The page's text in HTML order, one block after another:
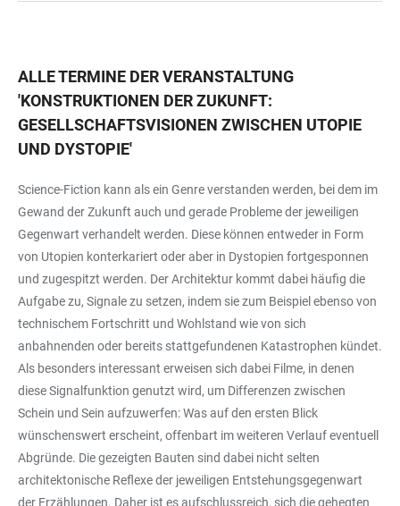
ALLE TERMINE DER VERANSTALTUNG
'KONSTRUKTIONEN DER ZUKUNFT:
GESELLSCHAFTSVISIONEN ZWISCHEN UTOPIE
UND DYSTOPIE'
Science-Fiction kann als ein Genre verstanden werden, bei dem im
Gewand der Zukunft auch und gerade Probleme der jeweiligen
Gegenwart verhandelt werden. Diese können entweder in Form
von Utopien konterkariert oder aber in Dystopien fortgesponnen
und zugespitzt werden. Der Architektur kommt dabei häufig die
Aufgabe zu, Signale zu setzen, indem sie zum Beispiel ebenso von
technischem Fortschritt und Wohlstand wie von sich
anbahnenden oder bereits stattgefundenen Katastrophen kündet.
Als besonders interessant erweisen sich dabei Filme, in denen
diese Signalfunktion genutzt wird, um Differenzen zwischen
Schein und Sein aufzuwerfen: Was auf den ersten Blick
wünschenswert erscheint, offenbart im weiteren Verlauf eventuell
Abgründe. Die gezeigten Bauten sind dabei nicht selten
architektonische Reflexe der jeweiligen Entstehungsgegenwart
der Erzählungen. Daher ist es aufschlussreich, sich die gehegten